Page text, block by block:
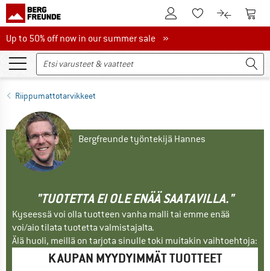
Tästä asiakastililleTästä toivelistalle.
Tästä
Up to 50% off now in our summer sale
Up to 50% off now in our summer sale »
Riippumattotarvikkeet
Bergfreunde työntekijä Hannes
"TUOTETTA EI OLE ENÄÄ SAATAVILLA."
Kyseessä voi olla tuotteen vanha malli tai emme enää
voi/aio tilata tuotetta valmistajalta.
Älä huoli, meillä on tarjota sinulle toki muitakin vaihtoehtoja:
KAUPAN MYYDYIMMÄT TUOTTEET